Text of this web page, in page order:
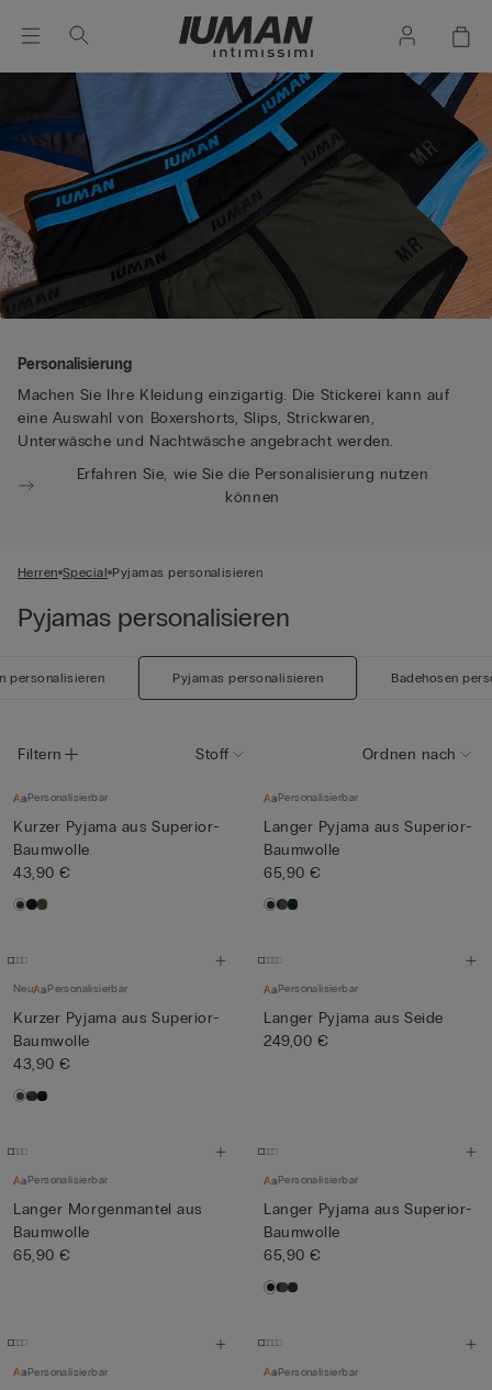
Personalisierung
Machen Sie Ihre Kleidung einzigartig. Die Stickerei kann auf
eine Auswahl von Boxershorts, Slips, Strickwaren,
Unterwäsche und Nachtwäsche angebracht werden.
Erfahren Sie, wie Sie die Personalisierung nutzen
können
Herren Special Pyjamas personalisieren
Pyjamas personalisieren
personalisieren Pyjamas personalisieren Badehosen
Filtern Stoff Ordnen nach
Personalisierbar
Kurzer Pyjama aus Superior-
Baumwolle
43,90 €
Personalisierbar
Langer Pyjama aus Superior-
Baumwolle
65,90 €
Neu Personalisierbar
Kurzer Pyjama aus Superior-
Baumwolle
43,90 €
Personalisierbar
Langer Pyjama aus Seide
249,00 €
Personalisierbar
Langer Morgenmantel aus
Baumwolle
65,90 €
Personalisierbar
Langer Pyjama aus Superior-
Baumwolle
65,90 €
Personalisierbar Personalisierbar